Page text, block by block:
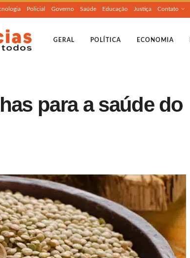
Policial Governo Saúde Educação Justiça Contato
GERAL POLÍTICA ECONOMIA
para a saúde do